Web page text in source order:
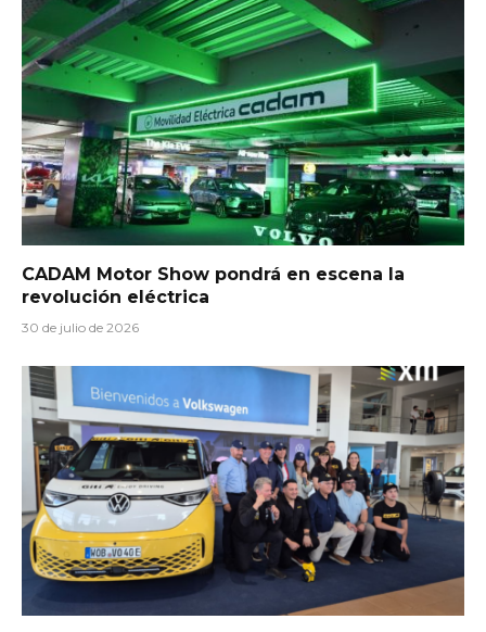
CADAM Motor Show pondrá en escena la
revolución eléctrica
30 de julio de 2026